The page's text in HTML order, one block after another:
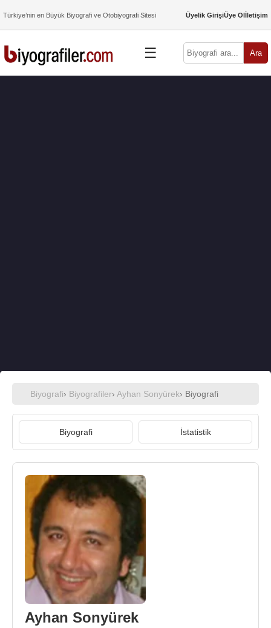
Türkiye’nin en Büyük Biyografi ve Otobiyografi Sitesi Üyelik GirişiÜye Olİletişim
☰ Ara
Biyografi› Biyografiler› Ayhan Sonyürek› Biyografi
Biyografi İstatistik
Ayhan Sonyürek